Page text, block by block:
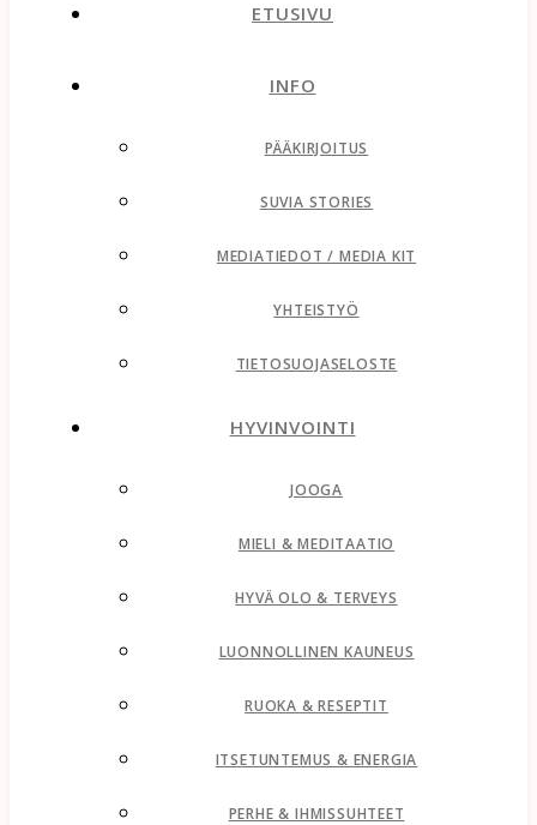
ETUSIVU
INFO
PÄÄKIRJOITUS
SUVIA STORIES
MEDIATIEDOT / MEDIA KIT
YHTEISTYÖ
TIETOSUOJASELOSTE
HYVINVOINTI
JOOGA
MIELI & MEDITAATIO
HYVÄ OLO & TERVEYS
LUONNOLLINEN KAUNEUS
RUOKA & RESEPTIT
ITSETUNTEMUS & ENERGIA
PERHE & IHMISSUHTEET